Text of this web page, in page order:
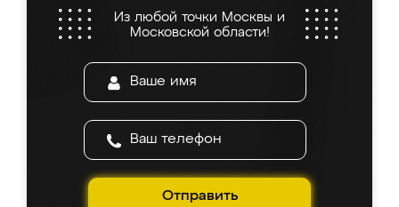
Из любой точки Москвы и
Московской области!
Отправить